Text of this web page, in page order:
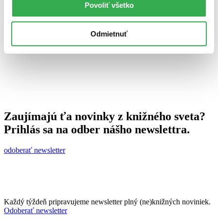
Povoliť všetko
Odmietnuť
6. novembra 2013
Zaujímajú ťa novinky z knižného sveta?
Prihlás sa na odber nášho newslettra.
odoberať newsletter
Každý týždeň pripravujeme newsletter plný (ne)knižných noviniek.
Odoberať newsletter